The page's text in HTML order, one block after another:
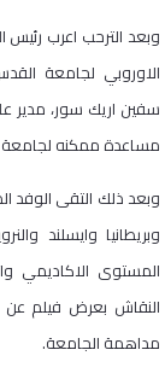
وبعد الترحب اعرب رئيس
الاوروبي لجامعة
سفين اريك سور، مدير
مساعدة ممكنه لجامعة
وبعد ذلك التقى
وبريطانيا وايسلند
المستوى الاكاديمي
النقاش بعرض فيلم عن
مداهمة الجامعة.